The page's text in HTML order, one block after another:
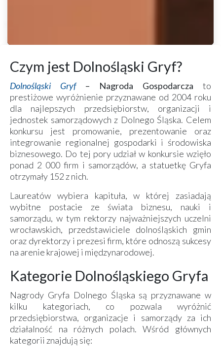
Czym jest Dolnośląski Gryf?
Dolnośląski Gryf– Nagroda Gospodarcza to
prestiżowe wyróżnienie przyznawane od 2004 roku
dla najlepszych przedsiębiorstw, organizacji i
jednostek samorządowych z Dolnego Śląska. Celem
konkursu jest promowanie, prezentowanie oraz
integrowanie regionalnej gospodarki i środowiska
biznesowego. Do tej pory udział w konkursie wzięło
ponad 2 000 firm i samorządów, a statuetkę Gryfa
otrzymały 152 z nich.
Laureatów wybiera kapituła, w której zasiadają
wybitne postacie ze świata biznesu, nauki i
samorządu, w tym rektorzy najważniejszych uczelni
wrocławskich, przedstawiciele dolnośląskich gmin
oraz dyrektorzy i prezesi firm, które odnoszą sukcesy
na arenie krajowej i międzynarodowej.
Kategorie Dolnośląskiego Gryfa
Nagrody Gryfa Dolnego Śląska są przyznawane w
kilku kategoriach, co pozwala wyróżnić
przedsiębiorstwa, organizacje i samorządy za ich
działalność na różnych polach. Wśród głównych
kategorii znajdują się: